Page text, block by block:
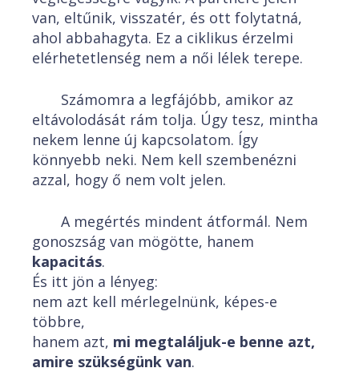
van, eltűnik, visszatér, és ott folytatná,
ahol abbahagyta. Ez a ciklikus érzelmi
elérhetetlenség nem a női lélek terepe.
Számomra a legfájóbb, amikor az
eltávolodását rám tolja. Úgy tesz, mintha
nekem lenne új kapcsolatom. Így
könnyebb neki. Nem kell szembenézni
azzal, hogy ő nem volt jelen.
A megértés mindent átformál. Nem
gonoszság van mögötte, hanem
kapacitás.
És itt jön a lényeg:
nem azt kell mérlegelnünk, képes-e
többre,
hanem azt, mi megtaláljuk-e benne azt,
amire szükségünk van.